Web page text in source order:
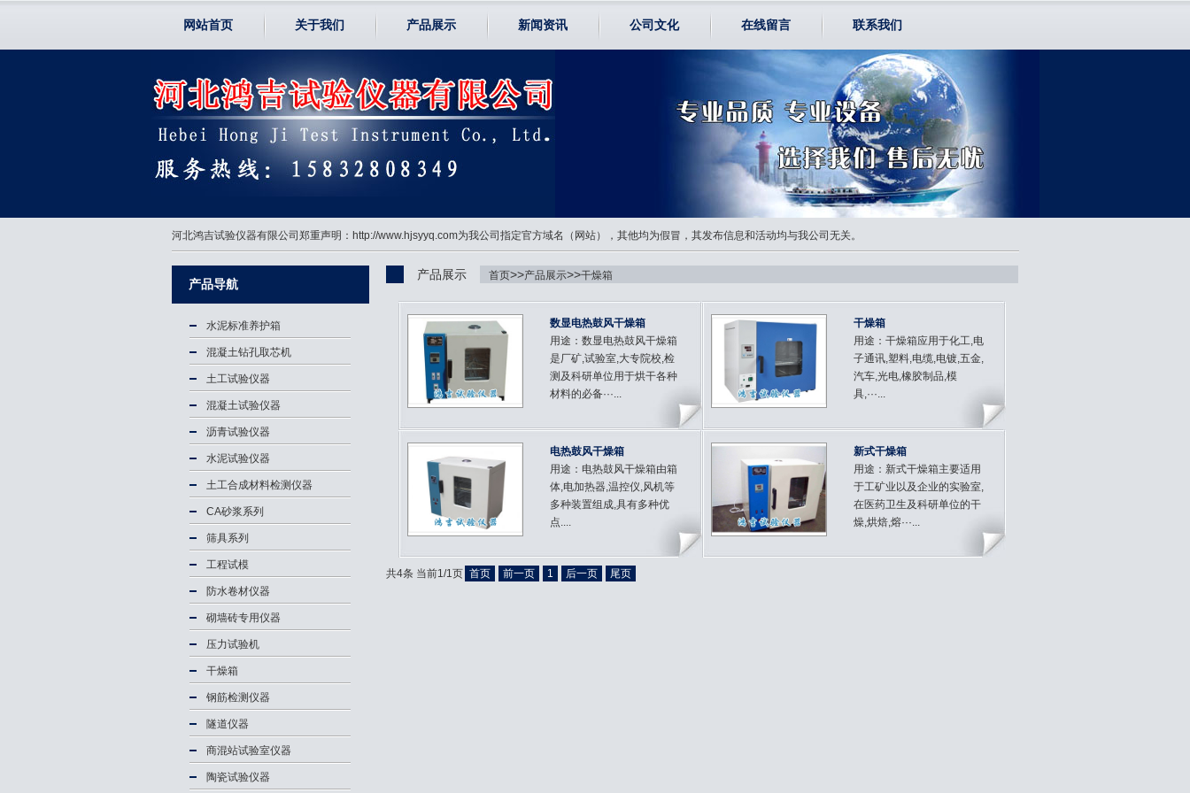
网站首页 关于我们 产品展示 新闻资讯 公司文化 在线留言 联系我们
河北鸿吉试验仪器有限公司郑重声明：http://www.hjsyyq.com为我公司指定官方域名（网站），其他均为假冒，其发布信息和活动均与我公司无关。
产品导航
水泥标准养护箱
混凝土钻孔取芯机
土工试验仪器
混凝土试验仪器
沥青试验仪器
水泥试验仪器
土工合成材料检测仪器
CA砂浆系列
筛具系列
工程试模
防水卷材仪器
砌墙砖专用仪器
压力试验机
干燥箱
钢筋检测仪器
隧道仪器
商混站试验室仪器
陶瓷试验仪器
产品展示 首页>>产品展示>>干燥箱
数显电热鼓风干燥箱
用途：数显电热鼓风干燥箱
是厂矿,试验室,大专院校,检
测及科研单位用于烘干各种
材料的必备···...
干燥箱
用途：干燥箱应用于化工,电
子通讯,塑料,电缆,电镀,五金,
汽车,光电,橡胶制品,模
具,···...
电热鼓风干燥箱
用途：电热鼓风干燥箱由箱
体,电加热器,温控仪,风机等
多种装置组成,具有多种优
点....
新式干燥箱
用途：新式干燥箱主要适用
于工矿业以及企业的实验室,
在医药卫生及科研单位的干
燥,烘焙,熔···...
共4条 当前1/1页 首页 前一页 1 后一页 尾页